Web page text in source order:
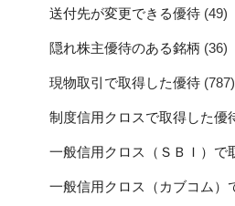
送付先が変更できる優待 (49)
隠れ株主優待のある銘柄 (36)
現物取引で取得した優待 (787)
制度信用クロスで取得した優
一般信用クロス（ＳＢＩ）で
一般信用クロス（カブコム）